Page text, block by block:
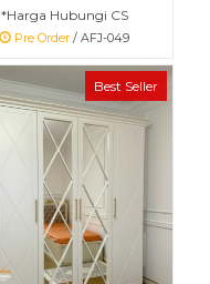
*Harga Hubungi CS
Pre Order / AFJ-049
Best Seller